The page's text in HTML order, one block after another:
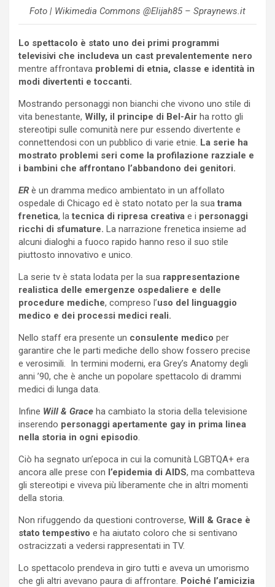
Foto | Wikimedia Commons @Elijah85 – Spraynews.it
Lo spettacolo è stato uno dei primi programmi
televisivi che includeva un cast prevalentemente nero
mentre affrontava problemi di etnia, classe e identità in
modi divertenti e toccanti.
Mostrando personaggi non bianchi che vivono uno stile di
vita benestante, Willy, il principe di Bel-Air ha rotto gli
stereotipi sulle comunità nere pur essendo divertente e
connettendosi con un pubblico di varie etnie. La serie ha
mostrato problemi seri come la profilazione razziale e
i bambini che affrontano l’abbandono dei genitori.
ER è un dramma medico ambientato in un affollato
ospedale di Chicago ed è stato notato per la suatrama
frenetica, latecnica di ripresa creativa e i personaggi
ricchi di sfumature. La narrazione frenetica insieme ad
alcuni dialoghi a fuoco rapido hanno reso il suo stile
piuttosto innovativo e unico.
La serie tv è stata lodata per la sua rappresentazione
realistica delle emergenze ospedaliere e delle
procedure mediche, compreso l’uso del linguaggio
medico e dei processi medici reali.
Nello staff era presente un consulente medico per
garantire che le parti mediche dello show fossero precise
e verosimili. In termini moderni, era Grey’s Anatomy degli
anni ’90, che è anche un popolare spettacolo di drammi
medici di lunga data.
Infine Will & Grace ha cambiato la storia della televisione
inserendo personaggi apertamente gay in prima linea
nella storia in ogni episodio.
Ciò ha segnato un’epoca in cui la comunità LGBTQA+ era
ancora alle prese con l’epidemia di AIDS, ma combatteva
gli stereotipi e viveva più liberamente che in altri momenti
della storia.
Non rifuggendo da questioni controverse, Will & Grace è
stato tempestivo e ha aiutato coloro che si sentivano
ostracizzati a vedersi rappresentati in TV.
Lo spettacolo prendeva in giro tutti e aveva un umorismo
che gli altri avevano paura di affrontare. Poiché l’amicizia